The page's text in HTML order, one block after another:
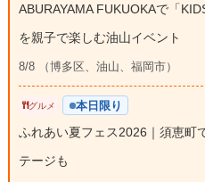
ABURAYAMA FUKUOKAで「
を親子で楽しむ油山イベント
8/8 （博多区、油山、福岡市）
グルメ 本日限り
ふれあい夏フェス2026｜須恵町
テージも